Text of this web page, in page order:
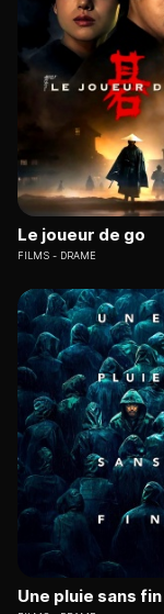
Le joueur de go
FILMS DRAME
Une pluie sans fin